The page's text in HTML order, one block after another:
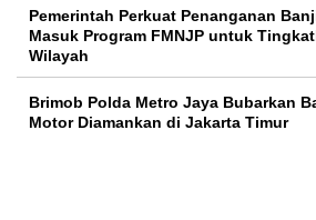
Pemerintah Perkuat Penanganan
Masuk Program FMNJP untuk
Wilayah
Brimob Polda Metro Jaya Bubarkan
Motor Diamankan di Jakarta Timur